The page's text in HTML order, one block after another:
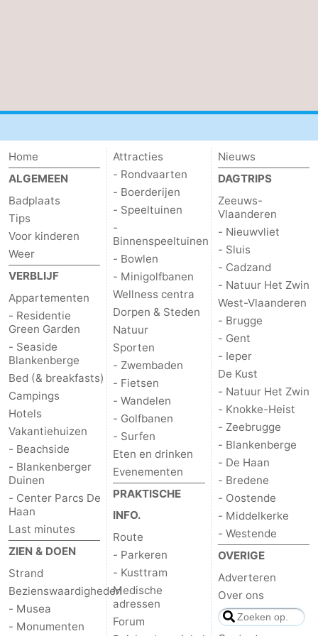
De
Haan
-
Bredene
-
Oostende
-
Middelkerke
-
Westende
Weer
Contact
Home
ALGEMEEN
Badplaats
Tips
Voor kinderen
Weer
VERBLIJF
Appartementen
- Residentie
Green Garden
- Seaside
Blankenberge
Bed (& breakfasts)
Campings
Hotels
Vakantiehuizen
- Beachside
- Blankenberger
Duinen
- Center Parcs De
Haan
Last minutes
ZIEN & DOEN
Strand
Bezienswaardigheden
- Musea
- Monumenten
Attracties
- Rondvaarten
- Boerderijen
- Speeltuinen
-
Binnenspeeltuinen
- Bowlen
- Minigolfbanen
Wellness centra
Dorpen & Steden
Natuur
Sporten
- Zwembaden
- Fietsen
- Wandelen
- Golfbanen
- Surfen
Eten en drinken
Evenementen
PRAKTISCHE
INFO.
Route
- Parkeren
- Kusttram
Medische
adressen
Forum
Nieuws
DAGTRIPS
Zeeuws-
Vlaanderen
- Nieuwvliet
- Sluis
- Cadzand
- Natuur Het Zwin
West-Vlaanderen
- Brugge
- Gent
- Ieper
De Kust
- Natuur Het Zwin
- Knokke-Heist
- Zeebrugge
- Blankenberge
- De Haan
- Bredene
- Oostende
- Middelkerke
- Westende
OVERIGE
Adverteren
Over ons